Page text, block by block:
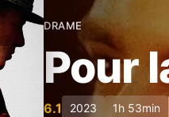
DRAME
Pour
6.1 2023 1h 53min